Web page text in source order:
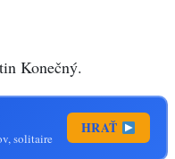
Konečný.
solitaire
HRAŤ